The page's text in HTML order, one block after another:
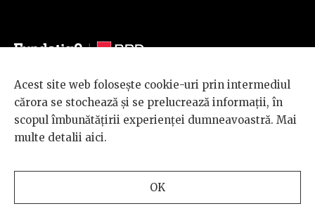
© 2026 BRD Groupe Société Générale, toate drepturile rezervate.
Scena 9 este un proiect sustinut de
BRD GROUPE SOCIÉTÉ
GÉNÉRALE
Acest site web folosește cookie-uri prin intermediul
cărora se stochează și se prelucrează informații, în
scopul îmbunătățirii experienței dumneavoastră. Mai
multe detalii aici.
OK